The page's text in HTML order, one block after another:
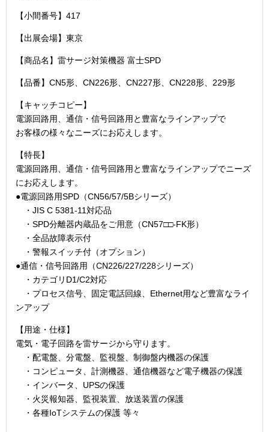
【小間番号】417
【出展会場】東京
【商品名】雷サージ対策機器 富士SPD
【品番】CN5形、CN226形、CN227形、CN228形、229形
【キャッチコピー】
電源回路用、通信・信号回路用と豊富なラインアップで
お客様の様々なニーズにお応えします。
【特長】
電源回路用、通信・信号回路用と豊富なラインアップでニーズ
にお応えします。
●電源回路用SPD（CN56/57/5Bシリーズ）
・JIS C 5381-11対応品
・SPD分離器内蔵品をご用意（CN57□□-FK形）
・全品故障表示付
・警報スイッチ付（オプション）
●通信・信号回路用（CN226/227/228シリーズ）
・カテゴリD1/C2対応
・プロセス信号、固定電話回線、Ethernet用など豊富なライ
ンアップ
【用途・仕様】
電気・電子回路を雷サージから守ります。
・配電盤、分電盤、監視盤、制御盤内機器の保護
・コンピュータ、計測機器、通信機器など電子機器の保護
・インバータ、UPSの保護
・火災報知器、監視装置、放送装置の保護
・各種IoTシステムの保護 等々